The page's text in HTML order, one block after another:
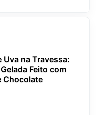
Uva na Travessa:
Feito com
Chocolate